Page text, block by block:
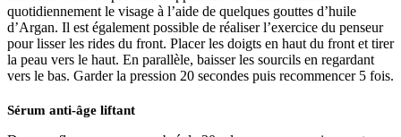
quotidiennement le visage à l’aide de quelques gouttes d’huile
d’Argan. Il est également possible de réaliser l’exercice du penseur
pour lisser les rides du front. Placer les doigts en haut du front et tirer
la peau vers le haut. En parallèle, baisser les sourcils en regardant
vers le bas. Garder la pression 20 secondes puis recommencer 5 fois.
Sérum anti-âge liftant